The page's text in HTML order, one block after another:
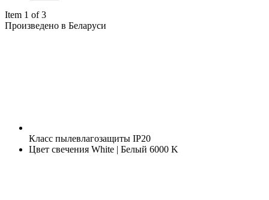
Item 1 of 3
Произведено в Беларуси
Класс пылевлагозащиты IP20
Цвет свечения White | Белый 6000 K